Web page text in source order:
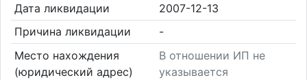
Дата ликвидации
2007-12-13
Причина ликвидации
-
Место нахождения
(юридический адрес)
В отношении ИП не
указывается